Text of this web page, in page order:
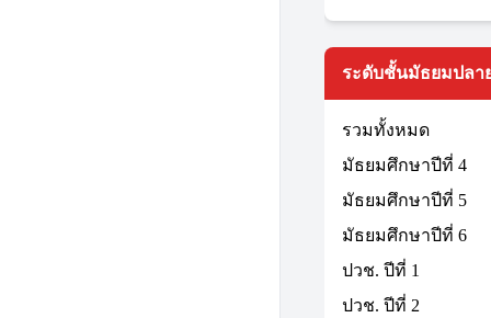
ระดับชั้นมัธยมปลา
รวมทั้งหมด
มัธยมศึกษาปีที่ 4
มัธยมศึกษาปีที่ 5
มัธยมศึกษาปีที่ 6
ปวช. ปีที่ 1
ปวช. ปีที่ 2